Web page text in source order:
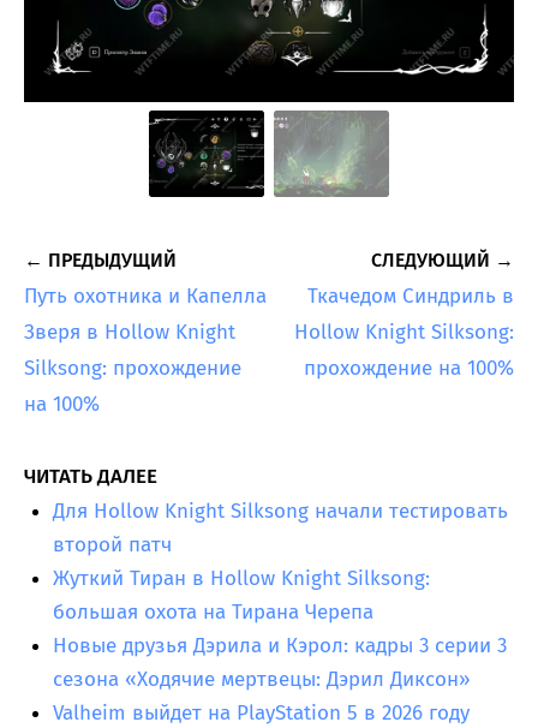
← ПРЕДЫДУЩИЙ
Путь охотника и Капелла
Зверя в Hollow Knight
Silksong: прохождение
на 100%
СЛЕДУЮЩИЙ →
Ткачедом Синдриль в
Hollow Knight Silksong:
прохождение на 100%
ЧИТАТЬ ДАЛЕЕ
Для Hollow Knight Silksong начали тестировать
второй патч
Жуткий Тиран в Hollow Knight Silksong:
большая охота на Тирана Черепа
Новые друзья Дэрила и Кэрол: кадры 3 серии 3
сезона «Ходячие мертвецы: Дэрил Диксон»
Valheim выйдет на PlayStation 5 в 2026 году